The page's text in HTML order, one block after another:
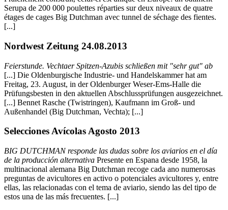
Serupa de 200 000 poulettes réparties sur deux niveaux de quatre
étages de cages Big Dutchman avec tunnel de séchage des fientes.
[...]
Nordwest Zeitung 24.08.2013
Feierstunde. Vechtaer Spitzen-Azubis schließen mit "sehr gut" ab
[...] Die Oldenburgische Industrie- und Handelskammer hat am
Freitag, 23. August, in der Oldenburger Weser-Ems-Halle die
Prüfungsbesten in den aktuellen Abschlussprüfungen ausgezeichnet.
[...] Bennet Rasche (Twistringen), Kaufmann im Groß- und
Außenhandel (Big Dutchman, Vechta); [...]
Selecciones Avícolas Agosto 2013
BIG DUTCHMAN responde las dudas sobre los aviarios en el día
de la producción alternativa Presente en Espana desde 1958, la
multinacional alemana Big Dutchman recoge cada ano numerosas
preguntas de avicultores en activo o potenciales avicultores y, entre
ellas, las relacionadas con el tema de aviario, siendo las del tipo de
estos una de las más frecuentes. [...]